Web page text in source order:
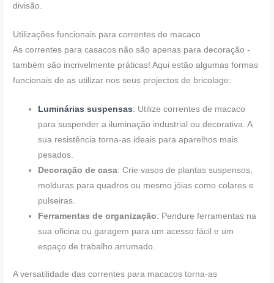
divisão.
Utilizações funcionais para correntes de macaco
As correntes para casacos não são apenas para decoração -
também são incrivelmente práticas! Aqui estão algumas formas
funcionais de as utilizar nos seus projectos de bricolage:
Luminárias suspensas: Utilize correntes de macaco
para suspender a iluminação industrial ou decorativa. A
sua resistência torna-as ideais para aparelhos mais
pesados.
Decoração de casa: Crie vasos de plantas suspensos,
molduras para quadros ou mesmo jóias como colares e
pulseiras.
Ferramentas de organização: Pendure ferramentas na
sua oficina ou garagem para um acesso fácil e um
espaço de trabalho arrumado.
A versatilidade das correntes para macacos torna-as